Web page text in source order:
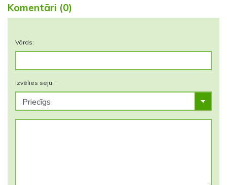
Komentāri (0)
Vārds:
Izvēlies seju: